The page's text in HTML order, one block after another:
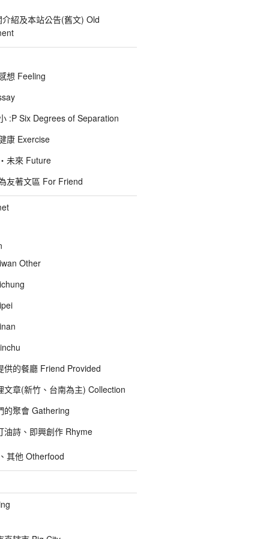
紹及本站公告(舊文) Old
想 Feeling
:P Six Degrees of Separation
康 Exercise
未來 Future
友著文區 For Friend
Other
供的餐廳 Friend Provided
文章(新竹、台南為主) Collection
的聚會 Gathering
油詩、即興創作 Rhyme
其他 Otherfood